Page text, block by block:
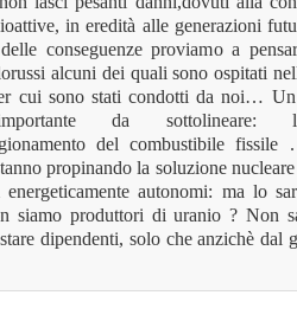
in eredità alle generazioni
conseguenze proviamo a
alcuni dei quali sono ospitati
cui sono stati condotti da noi…
da sottolineare:
del combustibile
propinando la soluzione
energeticamente autonomi: ma lo
siamo produttori di uranio ? Non
dipendenti, solo che anzichè dal